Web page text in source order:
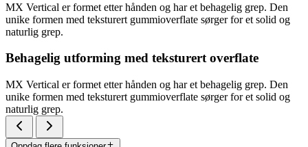
MX Vertical er formet etter hånden og har et behagelig grep. Den
unike formen med teksturert gummioverflate sørger for et solid og
naturlig grep.
Behagelig utforming med teksturert overflate
MX Vertical er formet etter hånden og har et behagelig grep. Den
unike formen med teksturert gummioverflate sørger for et solid og
naturlig grep.